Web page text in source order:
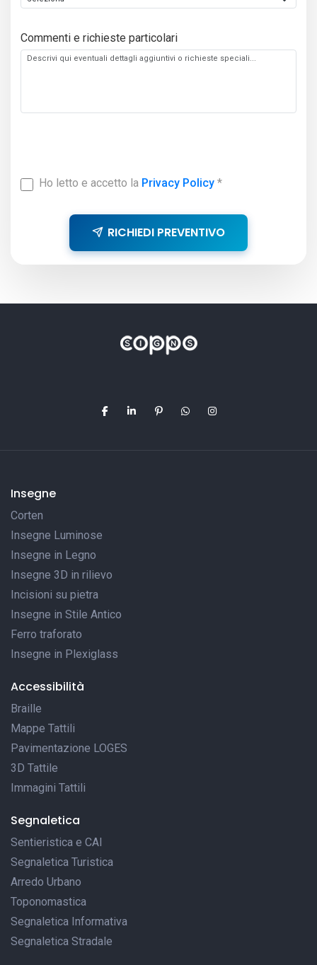
Commenti e richieste particolari
Ho letto e accetto la Privacy Policy*
RICHIEDI PREVENTIVO
Insegne
Corten
Insegne Luminose
Insegne in Legno
Insegne 3D in rilievo
Incisioni su pietra
Insegne in Stile Antico
Ferro traforato
Insegne in Plexiglass
Accessibilità
Braille
Mappe Tattili
Pavimentazione LOGES
3D Tattile
Immagini Tattili
Segnaletica
Sentieristica e CAI
Segnaletica Turistica
Arredo Urbano
Toponomastica
Segnaletica Informativa
Segnaletica Stradale